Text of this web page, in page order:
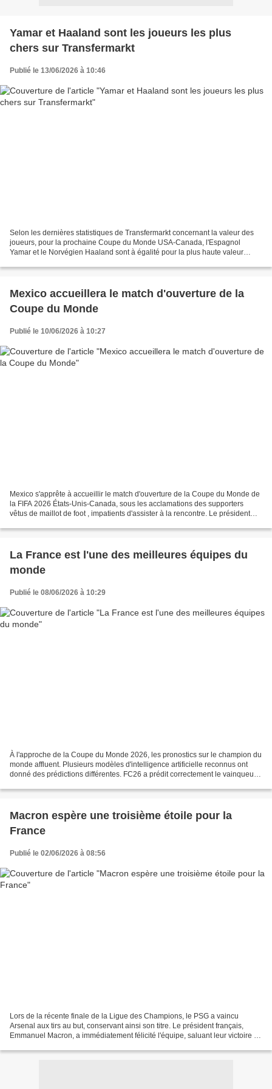
Yamar et Haaland sont les joueurs les plus
chers sur Transfermarkt
Publié le 13/06/2026 à 10:46
Selon les dernières statistiques de Transfermarkt concernant la valeur des
joueurs, pour la prochaine Coupe du Monde USA-Canada, l'Espagnol
Yamar et le Norvégien Haaland sont à égalité pour la plus haute valeur
Mexico accueillera le match d'ouverture de la
Coupe du Monde
Publié le 10/06/2026 à 10:27
Mexico s'apprête à accueillir le match d'ouverture de la Coupe du Monde de
la FIFA 2026 États-Unis-Canada, sous les acclamations des supporters
vêtus de maillot de foot , impatients d'assister à la rencontre. Le président
La France est l'une des meilleures équipes du
monde
Publié le 08/06/2026 à 10:29
À l'approche de la Coupe du Monde 2026, les pronostics sur le champion du
monde affluent. Plusieurs modèles d'intelligence artificielle reconnus ont
donné des prédictions différentes. FC26 a prédit correctement le vainqueur
Macron espère une troisième étoile pour la
France
Publié le 02/06/2026 à 08:56
Lors de la récente finale de la Ligue des Champions, le PSG a vaincu
Arsenal aux tirs au but, conservant ainsi son titre. Le président français,
Emmanuel Macron, a immédiatement félicité l'équipe, saluant leur victoire et